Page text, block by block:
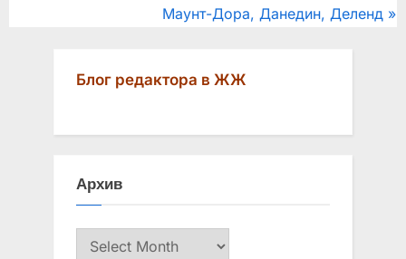
N
t
o
Маунт-Дора, Данедин, Деленд
Блог редактора в ЖЖ
Архив
Архив